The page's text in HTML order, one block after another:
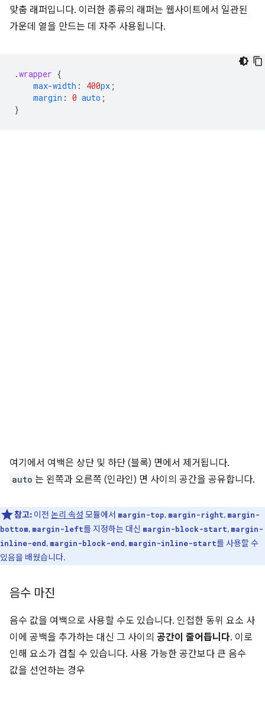
맞춤 래퍼입니다. 이러한 종류의 래퍼는 웹사이트에서 일관된
가운데 열을 만드는 데 자주 사용됩니다.
.wrapper {
max-width : 400px ;
margin : 0 auto ;
}
여기에서 여백은 상단 및 하단 (블록) 면에서 제거됩니다.
auto 는 왼쪽과 오른쪽 (인라인) 면 사이의 공간을 공유합니다.
참고: 이전 논리 속성 모듈에서 margin-top, margin-right, margin-
bottom, margin-left를 지정하는 대신 margin-block-start, margin-
inline-end, margin-block-end, margin-inline-start를 사용할 수
있음을 배웠습니다.
음수 마진
음수 값을 여백으로 사용할 수도 있습니다. 인접한 동위 요소 사
이에 공백을 추가하는 대신 그 사이의 공간이 줄어듭니다. 이로
인해 요소가 겹칠 수 있습니다. 사용 가능한 공간보다 큰 음수
값을 선언하는 경우